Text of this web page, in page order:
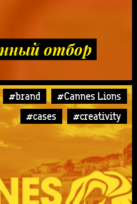
отбор
#brand
#Cannes Lions
#cases
#creativity